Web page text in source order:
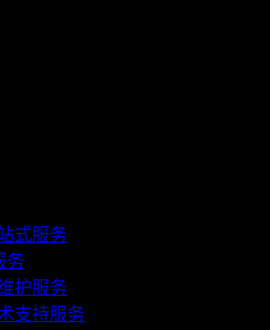
式服务
务
护服务
支持服务